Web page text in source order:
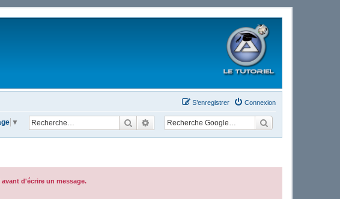
Connexion
S’enregistrer
RechercherRecherche avancée
▼
avant d'écrire un message.